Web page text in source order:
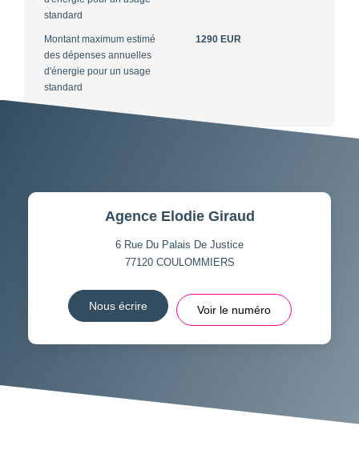
standard
Montant maximum estimé
des dépenses annuelles
d'énergie pour un usage
standard
1290 EUR
Agence Elodie Giraud
6 Rue Du Palais De Justice
77120 COULOMMIERS
Nous écrire Voir le numéro